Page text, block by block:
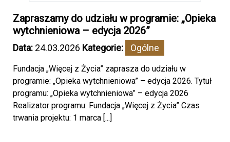
Zapraszamy do udziału w programie: „Opieka
wytchnieniowa – edycja 2026”
Data: 24.03.2026 Kategorie: Ogólne
Fundacja „Więcej z Życia” zaprasza do udziału w
programie: „Opieka wytchnieniowa” – edycja 2026. Tytuł
programu: „Opieka wytchnieniowa” – edycja 2026
Realizator programu: Fundacja „Więcej z Życia” Czas
trwania projektu: 1 marca [...]